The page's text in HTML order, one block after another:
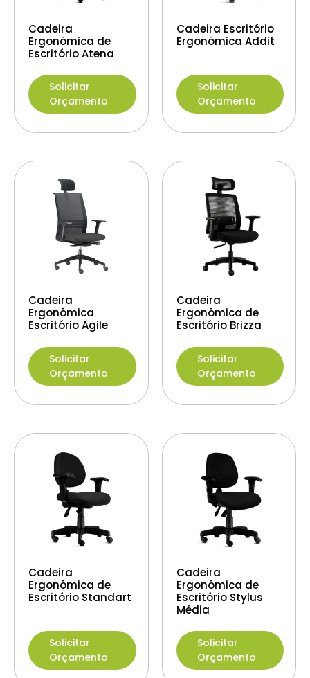
Cadeira
Ergonômica de
Escritório Atena
Solicitar
Orçamento
Cadeira Escritório
Ergonômica Addit
Solicitar
Orçamento
Cadeira
Ergonômica
Escritório Agile
Solicitar
Orçamento
Cadeira
Ergonômica de
Escritório Brizza
Solicitar
Orçamento
Cadeira
Ergonômica de
Escritório Standart
Solicitar
Orçamento
Cadeira
Ergonômica de
Escritório Stylus
Média
Solicitar
Orçamento